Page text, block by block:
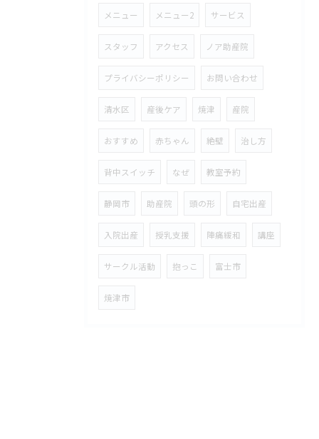
メニュー メニュー2 サービス
スタッフ アクセス ノア助産院
プライバシーポリシー お問い合わせ
清水区 産後ケア 焼津 産院
おすすめ 赤ちゃん 絶壁 治し方
背中スイッチ なぜ 教室予約
静岡市 助産院 頭の形 自宅出産
入院出産 授乳支援 陣痛緩和 講座
サークル活動 抱っこ 富士市
焼津市